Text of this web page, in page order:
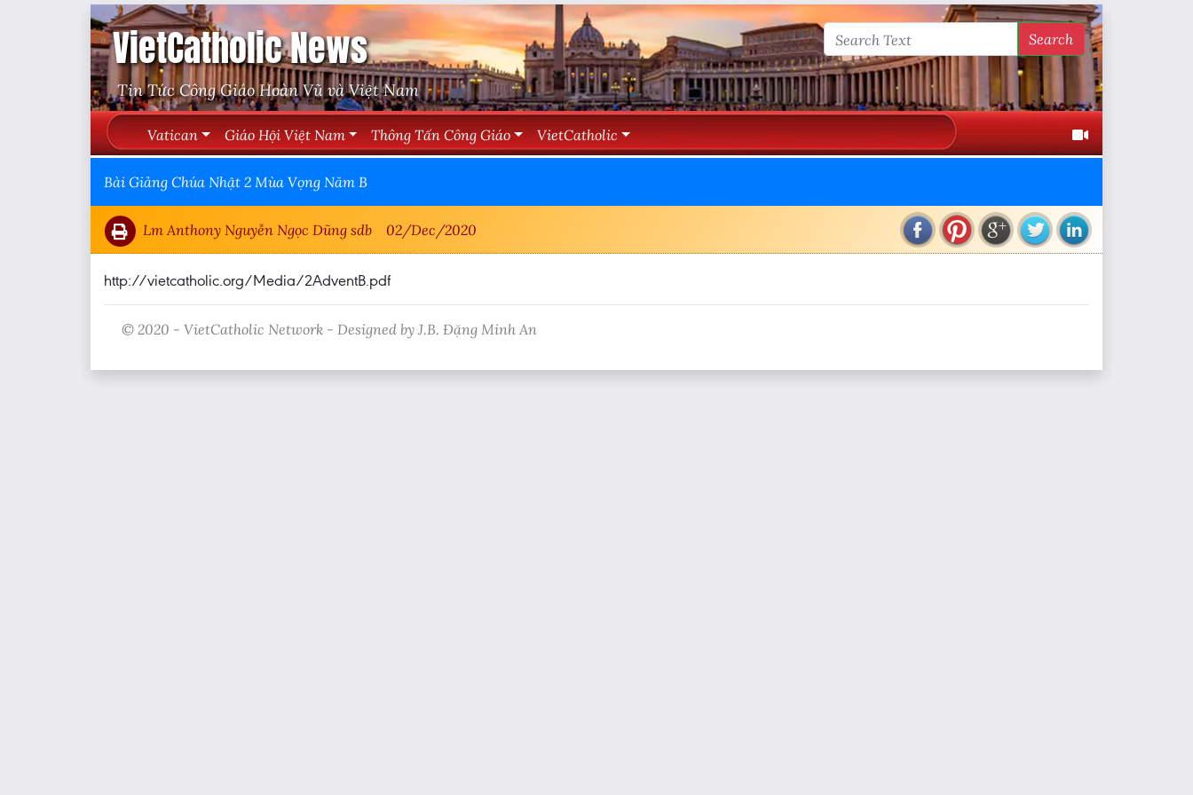
VietCatholic News
Tin Tức Công Giáo Hoàn Vũ và Việt Nam
Search
Vatican Giáo Hội Việt Nam Thông Tấn Công Giáo VietCatholic
Bài Giảng Chúa Nhật 2 Mùa Vọng Năm B
Lm Anthony Nguyễn Ngọc Dũng sdb 02/Dec/2020
http://vietcatholic.org/Media/2AdventB.pdf
© 2020 - VietCatholic Network - Designed by J.B. Đặng Minh An